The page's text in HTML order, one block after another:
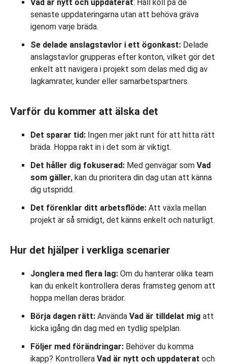
Vad är nytt och uppdaterat: Håll koll på de
senaste uppdateringarna utan att behöva gräva
igenom varje bräda.
Se delade anslagstavlor i ett ögonkast: Delade
anslagstavlor grupperas efter konton, vilket gör det
enkelt att navigera i projekt som delas med dig av
lagkamrater, kunder eller samarbetspartners.
Varför du kommer att älska det
Det sparar tid: Ingen mer jakt runt för att hitta rätt
bräda. Hoppa rakt in i det som är viktigt.
Det håller dig fokuserad: Med genvägar som Vad
som gäller, kan du prioritera din dag utan att känna
dig utspridd.
Det förenklar ditt arbetsflöde: Att växla mellan
projekt är så smidigt, det känns enkelt och naturligt.
Hur det hjälper i verkliga scenarier
Jonglera med flera lag: Om du hanterar olika team
kan du enkelt kontrollera deras framsteg genom att
hoppa mellan deras brädor.
Börja dagen rätt: Använda Vad är tilldelat mig att
kicka igång din dag med en tydlig spelplan.
Följer med förändringar: Behöver du komma
ikapp? Kontrollera Vad är nytt och uppdaterat och